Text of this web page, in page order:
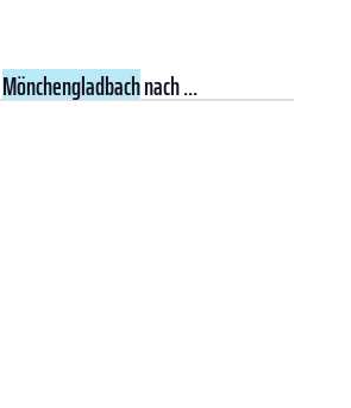
Mönchengladbachnach ...